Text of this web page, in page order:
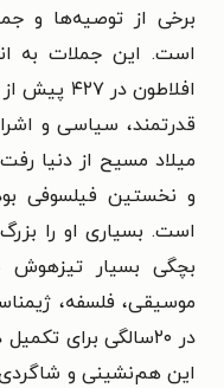
برخی از توصیه‌ها و
است. این جملات به
افلاطون
میلاد مسیح از دنیا
و نخستین فیلسوفی
است. بسیاری او را
بچگی بسیار تیزهوش
موسیقی، فلسفه،
در ۲۰سالگی برای
این هم‌نشینی و